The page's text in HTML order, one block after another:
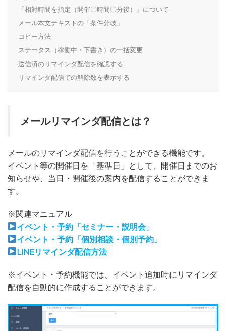
「相対時間を指定（開催〇時間〇分後）」について
メール本文テキストの「条件分岐」
コピー方法
ステータス（稼働中・下書き）の一括変更
送信済のリマインダ配信を確認する
リマインダ配信での解除数を表示する
メールリマインダ配信とは？
メールのリマインダ配信を行うことができる機能です。
イベント等の開催日を「基準日」として、開催日までのお
知らせや、当日・開催後の案内を配信することができま
す。
※関連マニュアル
イベント・予約「セミナー・説明会」
イベント・予約「個別相談・個別予約」
LINEリマインダ配信方法
※イベント・予約機能では、イベント追加時にリマインダ
配信を自動的に作成することができます。